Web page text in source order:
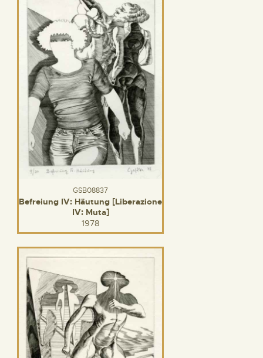
GSB08837
Befreiung IV: Häutung [Liberazione
IV: Muta]
1978